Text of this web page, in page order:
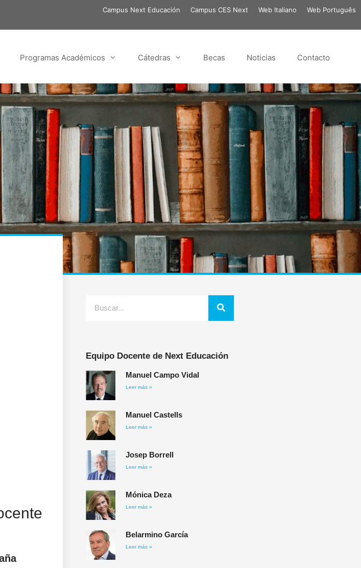
Campus Next Educación Campus CES Next Web Italiano Web Português
Programas Académicos Cátedras Becas Noticias Contacto
Equipo Docente de Next Educación
Manuel Campo Vidal
Leer más »
Manuel Castells
Leer más »
Josep Borrell
Leer más »
Mónica Deza
Leer más »
Belarmino García​
Leer más »